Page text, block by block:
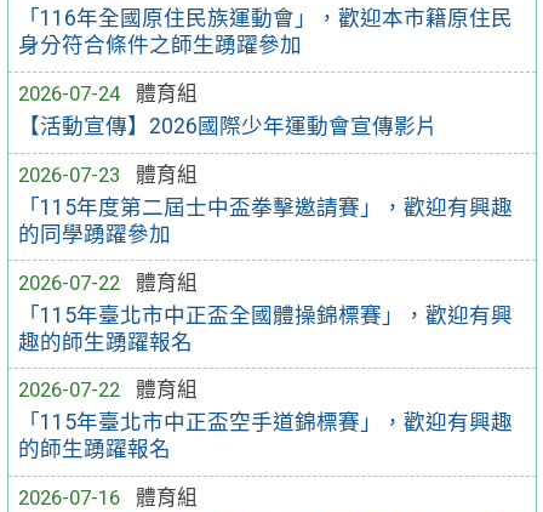
「116年全國原住民族運動會」，歡迎本市籍原住民
身分符合條件之師生踴躍參加
2026-07-24
體育組
【活動宣傳】2026國際少年運動會宣傳影片
2026-07-23
體育組
「115年度第二屆士中盃拳擊邀請賽」，歡迎有興趣
的同學踴躍參加
2026-07-22
體育組
「115年臺北市中正盃全國體操錦標賽」，歡迎有興
趣的師生踴躍報名
2026-07-22
體育組
「115年臺北市中正盃空手道錦標賽」，歡迎有興趣
的師生踴躍報名
2026-07-16
體育組